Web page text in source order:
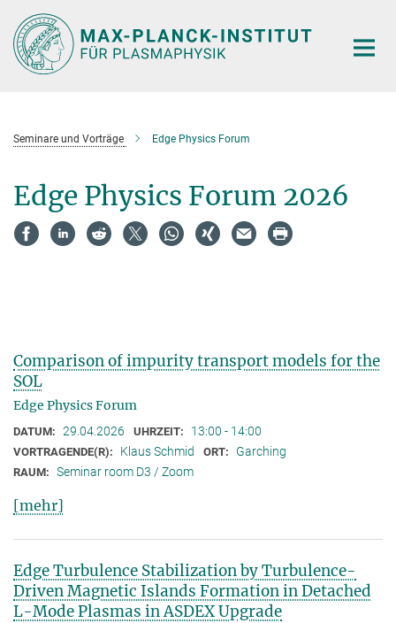
Hauptinhalt
Seminare und Vorträge Edge Physics Forum
Edge Physics Forum 2026
Comparison of impurity transport models for the
SOL
Edge Physics Forum
DATUM: 29.04.2026 UHRZEIT: 13:00 - 14:00
VORTRAGENDE(R): Klaus Schmid ORT: Garching
RAUM: Seminar room D3 / Zoom
[mehr]
Edge Turbulence Stabilization by Turbulence-
Driven Magnetic Islands Formation in Detached
L-Mode Plasmas in ASDEX Upgrade